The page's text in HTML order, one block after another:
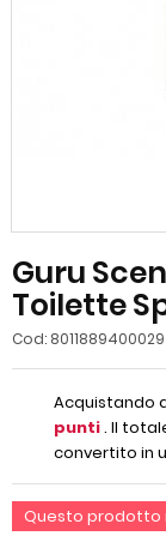
Guru
Toilette
Cod: 8011889400029
Acquistando
punti. Il
convertito in
Questo prodotto